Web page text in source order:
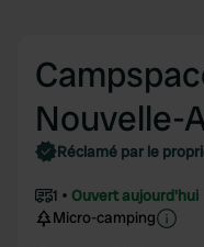
Nouvelle-
Réclamé par le
1
Ouvert aujourd'hui
Micro-camping